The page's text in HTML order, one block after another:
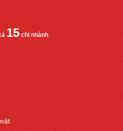
15 chi nhánh